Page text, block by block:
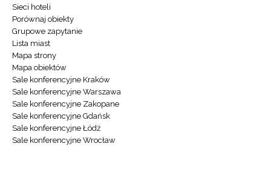
Sieci hoteli
Porównaj obiekty
Grupowe zapytanie
Lista miast
Mapa strony
Mapa obiektów
Sale konferencyjne Kraków
Sale konferencyjne Warszawa
Sale konferencyjne Zakopane
Sale konferencyjne Gdańsk
Sale konferencyjne Łódź
Sale konferencyjne Wrocław